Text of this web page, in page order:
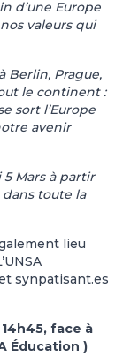
d’une Europe
valeurs qui
Berlin, Prague,
le continent :
sort l’Europe
avenir
Mars à partir
dans toute la
lieu
synpatisant.es
face à
Éducation )